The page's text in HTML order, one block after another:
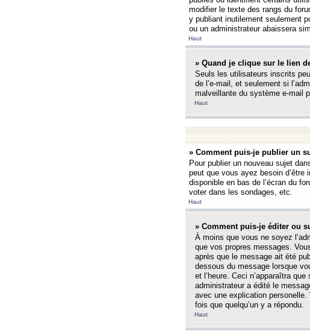
modifier le texte des rangs du
y publiant inutilement seulement
ou un administrateur abaissera
Haut
» Quand je clique sur le lien
Seuls les utilisateurs inscrits
de l’e-mail, et seulement si
malveillante du système e-mail
Haut
» Comment puis-je publier un
Pour publier un nouveau sujet
peut que vous ayez besoin
disponible en bas de l’écran du
voter dans les sondages, etc.
Haut
» Comment puis-je éditer ou
À moins que vous ne soyez
que vos propres messages.
après que le message ait été
dessous du message lorsque
et l’heure. Ceci n’apparaîtra
administrateur a édité le
avec une explication
fois que quelqu’un y a répondu.
Haut